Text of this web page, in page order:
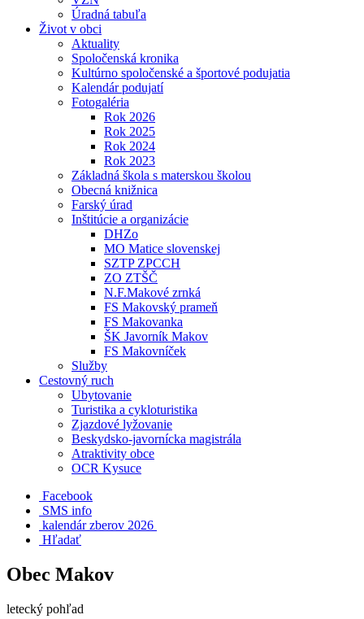
Úradná tabuľa
Život v obci
Aktuality
Spoločenská kronika
Kultúrno spoločenské a športové podujatia
Kalendár podujatí
Fotogaléria
Rok 2026
Rok 2025
Rok 2024
Rok 2023
Základná škola s materskou školou
Obecná knižnica
Farský úrad
Inštitúcie a organizácie
DHZo
MO Matice slovenskej
SZTP ZPCCH
ZO ZTŠČ
N.F.Makové zrnká
FS Makovský prameň
FS Makovanka
ŠK Javorník Makov
FS Makovníček
Služby
Cestovný ruch
Ubytovanie
Turistika a cykloturistika
Zjazdové lyžovanie
Beskydsko-javornícka magistrála
Atraktivity obce
OCR Kysuce
Facebook
SMS info
​ kalendár zberov 2026
Hľadať
Obec Makov
letecký pohľad